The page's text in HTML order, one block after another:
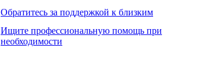
Обратитесь за поддержкой к близким
Ищите профессиональную помощь при
необходимости